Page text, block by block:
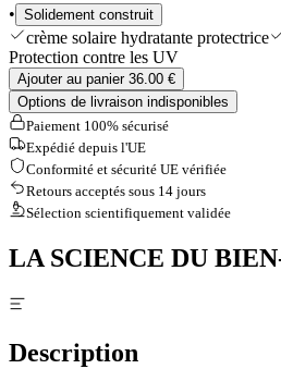
• Solidement construit
crème solaire hydratante protectrice
Protection contre les UV
Ajouter au panier 36.00 €
Options de livraison indisponibles
Paiement 100% sécurisé
Expédié depuis l'UE
Conformité et sécurité UE vérifiée
Retours acceptés sous 14 jours
Sélection scientifiquement validée
LA SCIENCE DU
Description